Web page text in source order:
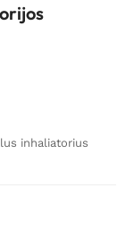
inhaliatorius